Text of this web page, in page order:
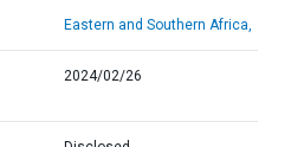
Eastern and Southern Africa,
2024/02/26